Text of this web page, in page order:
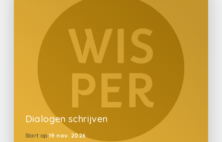
Dialogen schrijven
Start op 19 nov. 2026